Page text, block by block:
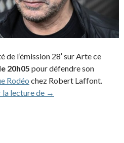
de l’émission 28′ sur Arte ce
20h05 pour défendre son
Rodéo chez Robert Laffont.
la lecture de JMJ invité de 28
→